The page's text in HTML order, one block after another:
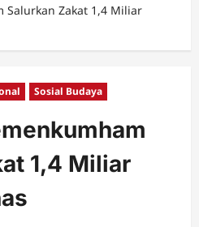
Salurkan Zakat 1,4 Miliar
Sosial Budaya
1,4 Miliar